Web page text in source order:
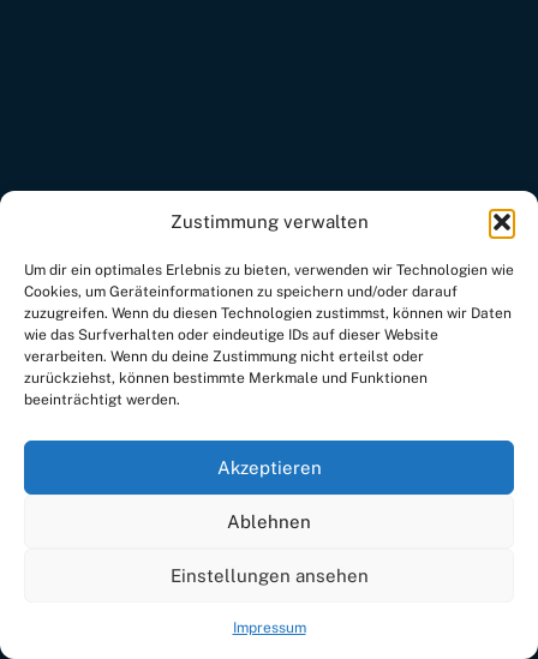
Zustimmung verwalten
Um dir ein optimales Erlebnis zu bieten, verwenden wir Technologien wie
Cookies, um Geräteinformationen zu speichern und/oder darauf
zuzugreifen. Wenn du diesen Technologien zustimmst, können wir Daten
wie das Surfverhalten oder eindeutige IDs auf dieser Website
verarbeiten. Wenn du deine Zustimmung nicht erteilst oder
zurückziehst, können bestimmte Merkmale und Funktionen
beeinträchtigt werden.
Akzeptieren
Ablehnen
Einstellungen ansehen
Impressum